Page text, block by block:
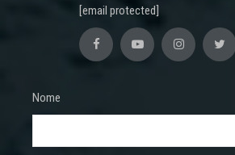
[email protected]
Nome